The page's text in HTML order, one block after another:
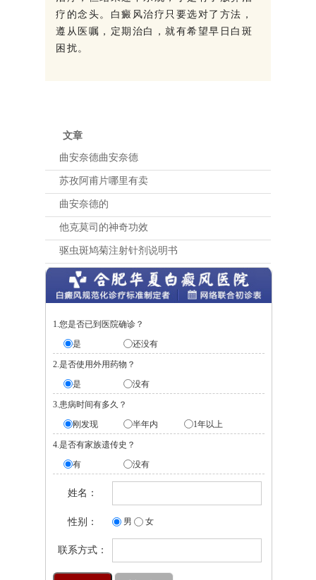
疗的念头。白癜风治疗只要选对了方法，
遵从医嘱，定期治白，就有希望早日白斑
困扰。
文章
曲安奈德曲安奈德
苏孜阿甫片哪里有卖
曲安奈德的
他克莫司的神奇功效
驱虫斑鸠菊注射针剂说明书
1.您是否已到医院确诊？
是
还没有
2.是否使用外用药物？
是
没有
3.患病时间有多久？
刚发现
半年内 1年以上
4.是否有家族遗传史？
有
没有
姓名：
性别： 男 女
联系方式：